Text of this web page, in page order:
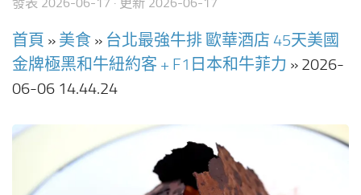
首頁 » 美食 » 台北最強牛排 歐華酒店 45天美國
金牌極黑和牛紐約客 + F1日本和牛菲力 » 2026-
06-06 14.44.24